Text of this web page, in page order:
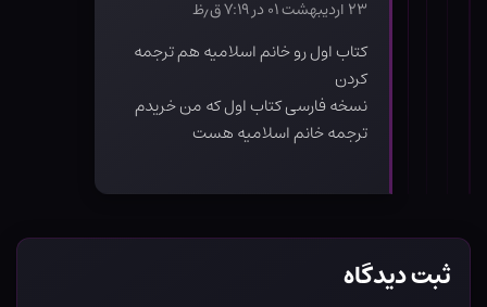
۲۳ اردیبهشت ۰۱ در ۷:۱۹ ق٫ظ
کتاب اول رو خانم اسلامیه هم ترجمه
کردن
نسخه فارسی کتاب اول که من خریدم
ترجمه خانم اسلامیه هست
ثبت دیدگاه